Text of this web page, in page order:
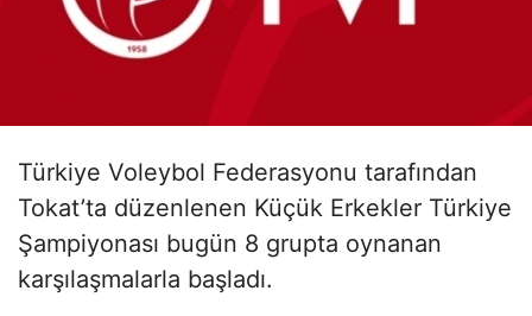
Türkiye Voleybol Federasyonu tarafından
Tokat’ta düzenlenen Küçük Erkekler Türkiye
Şampiyonası bugün 8 grupta oynanan
karşılaşmalarla başladı.